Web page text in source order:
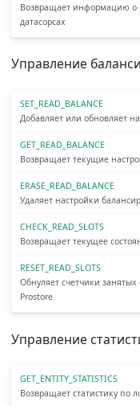
Возвращает информацию о
датасорсах
Управление
SET_READ_BALANCE
Добавляет или обновляет
GET_READ_BALANCE
Возвращает текущие
ERASE_READ_BALANCE
Удаляет настройки
CHECK_READ_SLOTS
Возвращает текущее
RESET_READ_SLOTS
Обнуляет счетчики
Prostore
Управление
GET_ENTITY_STATISTICS
Возвращает статистику по